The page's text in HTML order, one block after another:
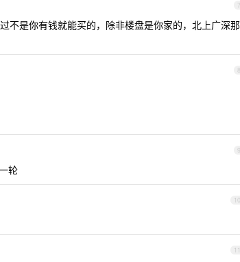
7
不是你有钱就能买的，除非楼盘是你家的，北上广深那
8
9
轮
10
11